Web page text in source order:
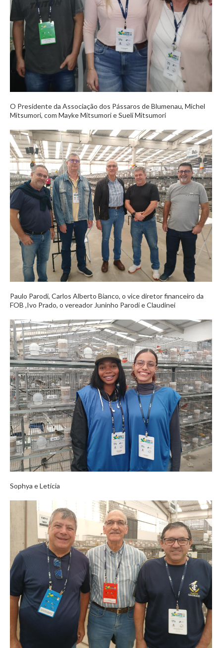
O Presidente da Associação dos Pássaros de Blumenau, Michel
Mitsumori, com Mayke Mitsumori e Sueli Mitsumori
Paulo Parodi, Carlos Alberto Bianco, o vice diretor financeiro da
FOB ,Ivo Prado, o vereador Juninho Parodi e Claudinei
Sophya e Letícia